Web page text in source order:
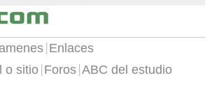
Enlaces
o sitio Foros ABC del estudio